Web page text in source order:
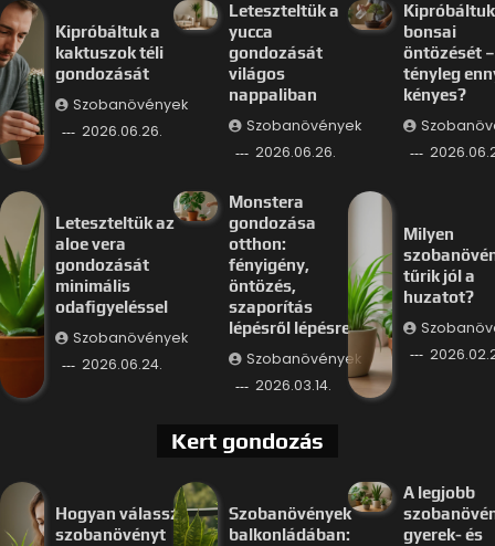
Kipróbáltuk a
kaktuszok téli
gondozását
Szobanövények
2026.06.26.
Leteszteltük a
yucca
gondozását
világos
nappaliban
Szobanövények
2026.06.26.
bonsai
öntözését –
tényleg
kényes?
Leteszteltük az
aloe vera
gondozását
minimális
odafigyeléssel
Szobanövények
2026.06.24.
Monstera
gondozása
otthon:
fényigény,
öntözés,
szaporítás
lépésről lépésre
Szobanövények
2026.03.14.
Milyen
tűrik jól a
huzatot?
Kert gondozás
Hogyan válassz
szobanövényt
Szobanövények
balkonládában:
A legjobb
gyerek- és